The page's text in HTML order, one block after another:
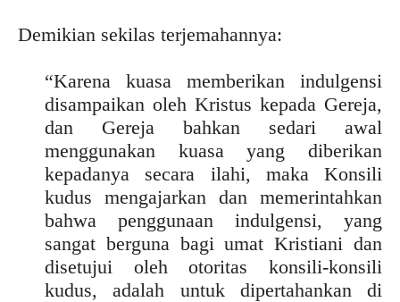
Demikian sekilas terjemahannya:
“Karena kuasa memberikan indulgensi
disampaikan oleh Kristus kepada Gereja,
dan Gereja bahkan sedari awal
menggunakan kuasa yang diberikan
kepadanya secara ilahi, maka Konsili
kudus mengajarkan dan memerintahkan
bahwa penggunaan indulgensi, yang
sangat berguna bagi umat Kristiani dan
disetujui oleh otoritas konsili-konsili
kudus, adalah untuk dipertahankan di